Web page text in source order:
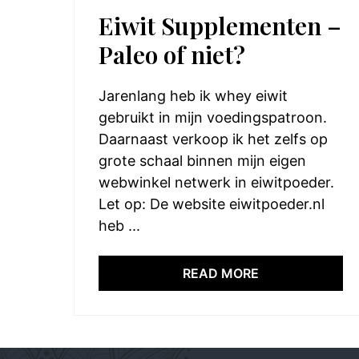
Eiwit Supplementen –
Paleo of niet?
Jarenlang heb ik whey eiwit
gebruikt in mijn voedingspatroon.
Daarnaast verkoop ik het zelfs op
grote schaal binnen mijn eigen
webwinkel netwerk in eiwitpoeder.
Let op: De website eiwitpoeder.nl
heb ...
READ MORE